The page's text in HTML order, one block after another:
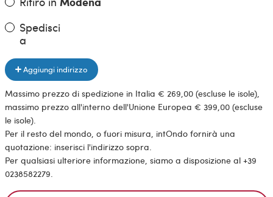
Spedisci
a
Aggiungi indirizzo
Massimo prezzo di spedizione in Italia € 269,00 (escluse le isole),
massimo prezzo all'interno dell'Unione Europea € 399,00 (escluse
le isole).
Per il resto del mondo, o fuori misura, intOndo fornirà una
quotazione: inserisci l'indirizzo sopra.
Per qualsiasi ulteriore informazione, siamo a disposizione al +39
0238582279.